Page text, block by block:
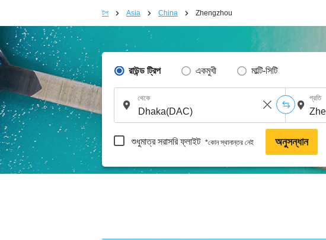
টপ Asia China Zhengzhou
রাউন্ড ট্রিপ একমুখী মাল্টি-সিটি
থেকে প্রতি
শুধুমাত্র সরাসরি ফ্লাইট *কোন স্থানান্তর নেই অনুসন্ধান